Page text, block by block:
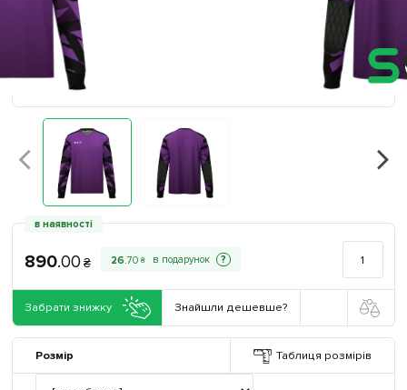
в наявності
890.00 ₴ 26.70 ₴ ?
Забрати знижку Знайшли дешевше?
Розмір Таблиця розмірів